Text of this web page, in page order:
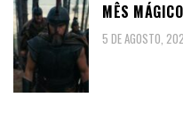
MÊS
5 DE AGOSTO,